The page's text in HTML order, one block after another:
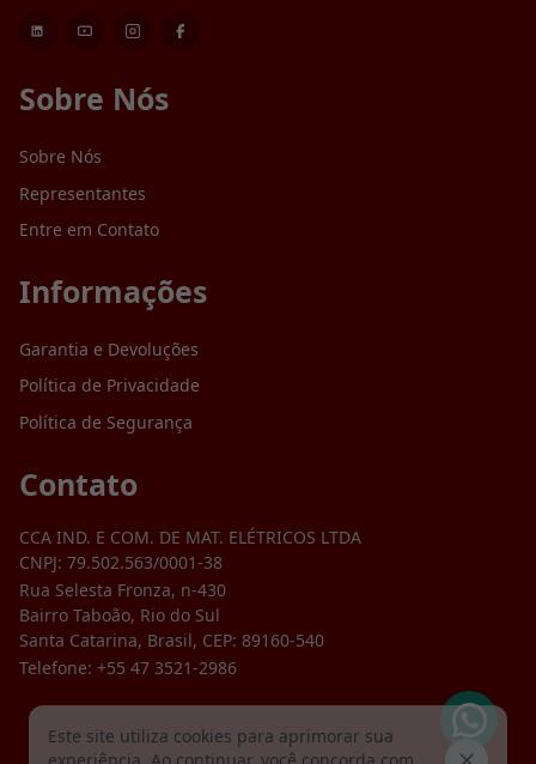
Sobre Nós
Sobre Nós
Representantes
Entre em Contato
Informações
Garantia e Devoluções
Política de Privacidade
Política de Segurança
Contato
CCA IND. E COM. DE MAT. ELÉTRICOS LTDA
CNPJ: 79.502.563/0001-38
Rua Selesta Fronza, n-430
Bairro Taboão, Rio do Sul
Santa Catarina, Brasil, CEP: 89160-540
Telefone: +55 47 3521-2986
Este site utiliza cookies para aprimorar sua